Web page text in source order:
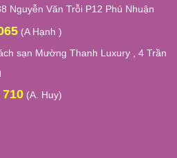
Nguyễn Văn Trỗi P12 Phú Nhuận
(A Hạnh )
sạn Mường Thanh Luxury , 4 Trần
710 (A. Huy)